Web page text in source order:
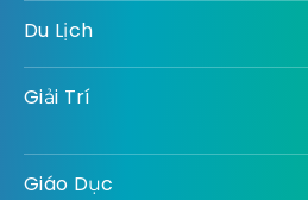
Du Lịch
Giải Trí
Giáo Dục